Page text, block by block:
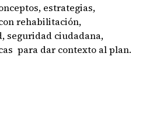
estrategias,
rehabilitación,
seguridad ciudadana,
para dar contexto al plan.